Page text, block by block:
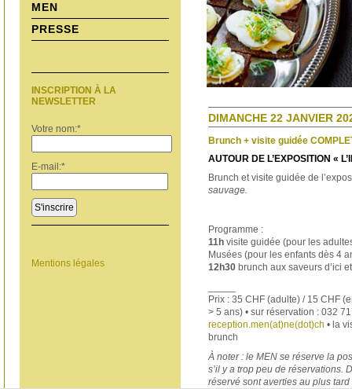
MEN
PRESSE
INSCRIPTION À LA
NEWSLETTER
Votre nom:*
E-mail:*
S'inscrire
Mentions légales
DIMANCHE 22 JANVIER
Brunch + visite guidée
AUTOUR DE L’EXPOSITION «
Brunch et visite guidée de
sauvage.
Programme :
11h visite guidée (pour les
Musées (pour les enfants dès 4
12h30 brunch aux saveurs d’ici
Prix : 35 CHF (adulte) / 15 CHF
> 5 ans) • sur réservation : 032
reception.men(at)ne(dot)ch • la
brunch
À noter : le MEN se réserve la
s’il y a trop peu de réservations.
réservé sont averties au plus tard